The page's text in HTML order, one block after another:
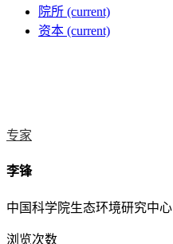
院所 (current)
资本 (current)
专家
李锋
中国科学院生态环境研究中心
浏览次数